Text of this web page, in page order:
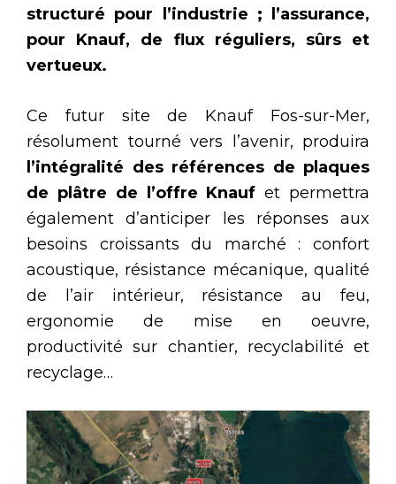
structuré pour l’industrie ; l’assurance,
pour Knauf, de flux réguliers, sûrs et
vertueux.
Ce futur site de Knauf Fos-sur-Mer,
résolument tourné vers l’avenir, produira
l’intégralité des références de plaques
de plâtre de l’offre Knaufet permettra
également d’anticiper les réponses aux
besoins croissants du marché : confort
acoustique, résistance mécanique, qualité
de l’air intérieur, résistance au feu,
ergonomie de mise en oeuvre,
productivité sur chantier, recyclabilité et
recyclage…